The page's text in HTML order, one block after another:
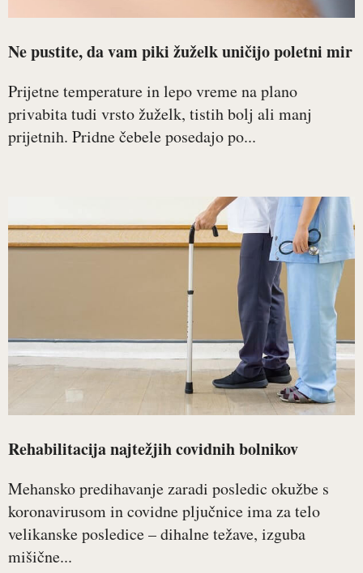
Ne pustite, da vam piki žuželk uničijo poletni mir
Prijetne temperature in lepo vreme na plano
privabita tudi vrsto žuželk, tistih bolj ali manj
prijetnih. Pridne čebele posedajo po...
Rehabilitacija najtežjih covidnih bolnikov
Mehansko predihavanje zaradi posledic okužbe s
koronavirusom in covidne pljučnice ima za telo
velikanske posledice – dihalne težave, izguba
mišične...